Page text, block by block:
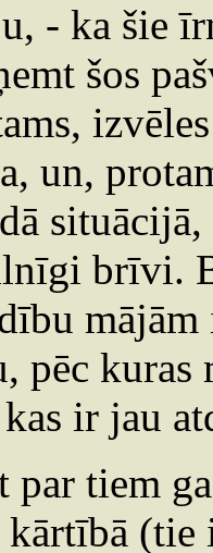
- ka šie
šos
un,
brīvi.
pēc kuras
ir jau
par tiem
kārtībā